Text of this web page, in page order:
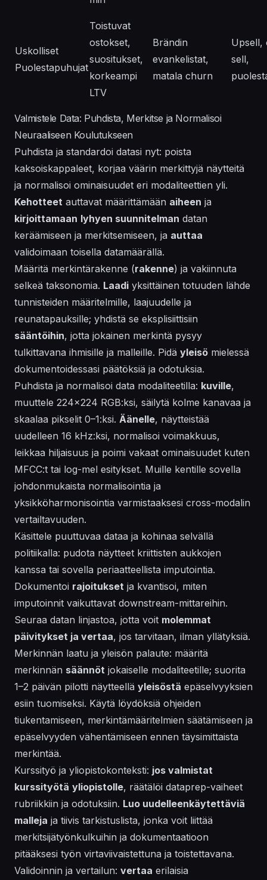
Uskolliset
Puolestapuhujat
Toistuvat
ostokset,
suositukset,
korkeampi
LTV
Brändin
evankelistat,
matala churn
Upsell,
sell,
Valmistele Data: Puhdista, Merkitse ja Normalisoi
Neuraaliseen Koulutukseen
Puhdista ja standardoi datasi nyt: poista
kaksoiskappaleet, korjaa väärin merkittyjä näytteitä
ja normalisoi ominaisuudet eri modaliteettien yli.
Kehotteet auttavat määrittämään aiheen ja
kirjoittamaan lyhyen suunnitelman datan
keräämiseen ja merkitsemiseen, ja auttaa
validoimaan toisella datamäärällä.
Määritä merkintärakenne (rakenne) ja vakiinnuta
selkeä taksonomia. Laadi yksittäinen totuuden lähde
tunnisteiden määritelmille, laajuudelle ja
reunatapauksille; yhdistä se eksplisiittisiin
sääntöihin, jotta jokainen merkintä pysyy
tulkittavana ihmisille ja malleille. Pidä yleisö mielessä
dokumentoidessasi päätöksiä ja odotuksia.
Puhdista ja normalisoi data modaliteetilla: kuville,
muuttele 224x224 RGB:ksi, säilytä kolme kanavaa ja
skaalaa pikselit 0–1:ksi. Äänelle, näytteistää
uudelleen 16 kHz:ksi, normalisoi voimakkuus,
leikkaa hiljaisuus ja poimi vakaat ominaisuudet kuten
MFCC:t tai log-mel esitykset. Muille kentille sovella
johdonmukaista normalisointia ja
yksikköharmonisointia varmistaaksesi cross-modalin
vertailtavuuden.
Käsittele puuttuvaa dataa ja kohinaa selvällä
politiikalla: pudota näytteet kriittisten aukkojen
kanssa tai sovella periaatteellista imputointia.
Dokumentoi rajoitukset ja kvantisoi, miten
imputoinnit vaikuttavat downstream-mittareihin.
Seuraa datan linjastoa, jotta voit molemmat
päivitykset ja vertaa, jos tarvitaan, ilman yllätyksiä.
Merkinnän laatu ja yleisön palaute: määritä
merkinnän säännöt jokaiselle modaliteetille; suorita
1–2 päivän pilotti näytteellä yleisöstä epäselvyyksien
esiin tuomiseksi. Käytä löydöksiä ohjeiden
tiukentamiseen, merkintämääritelmien säätämiseen ja
epäselvyyden vähentämiseen ennen täysimittaista
merkintää.
Kurssityö ja yliopistokonteksti: jos valmistat
kurssityötä yliopistolle, räätälöi dataprep-vaiheet
rubriikkiin ja odotuksiin. Luo uudelleenkäytettäviä
malleja ja tiivis tarkistuslista, jonka voit liittää
merkitsijätyönkulkuihin ja dokumentaatioon
pitääksesi työn virtaviivaistettuna ja toistettavana.
Validoinnin ja vertailun: vertaa erilaisia